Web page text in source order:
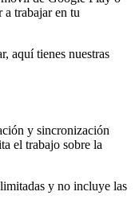
a trabajar en tu
aquí tienes nuestras
y sincronización
el trabajo sobre la
y no incluye las